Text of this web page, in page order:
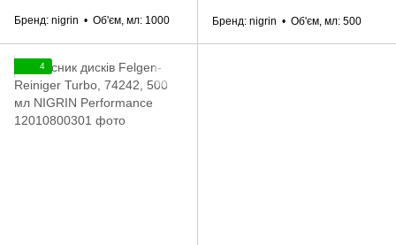
Бренд nigrin Об'єм, мл 1000 Бренд nigrin Об'єм, мл 500
4